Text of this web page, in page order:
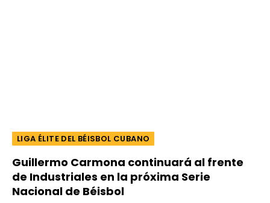
LIGA ÉLITE DEL BÉISBOL CUBANO
Guillermo Carmona continuará al frente
de Industriales en la próxima Serie
Nacional de Béisbol